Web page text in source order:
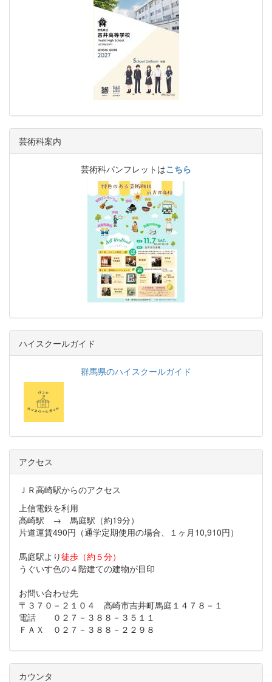
芸術科案内
芸術科パンフレットはこちら
ハイスクールガイド
群馬県のハイスクールガイド
アクセス
ＪＲ高崎駅からのアクセス
上信電鉄を利用
高崎駅 → 馬庭駅（約19分）
片道運賃490円（通学定期使用の場合、１ヶ月10,910円）
馬庭駅より徒歩（約５分）
うぐいす色の４階建ての建物が目印
お問い合わせ先
〒３７０－２１０４ 高崎市吉井町馬庭１４７８－１
電話 ０２７－３８８－３５１１
ＦＡＸ ０２７－３８８－２２９８
カウンタ